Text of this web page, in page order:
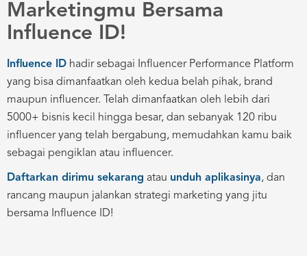
Marketingmu Bersama
Influence ID!
Influence ID hadir sebagai Influencer Performance Platform
yang bisa dimanfaatkan oleh kedua belah pihak, brand
maupun influencer. Telah dimanfaatkan oleh lebih dari
5000+ bisnis kecil hingga besar, dan sebanyak 120 ribu
influencer yang telah bergabung, memudahkan kamu baik
sebagai pengiklan atau influencer.
Daftarkan dirimu sekarang atau unduh aplikasinya, dan
rancang maupun jalankan strategi marketing yang jitu
bersama Influence ID!